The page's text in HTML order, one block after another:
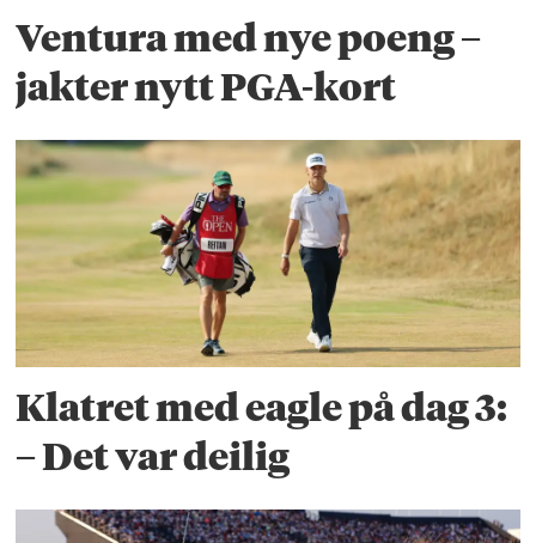
Ventura med nye poeng –
jakter nytt PGA-kort
Klatret med eagle på dag 3:
– Det var deilig